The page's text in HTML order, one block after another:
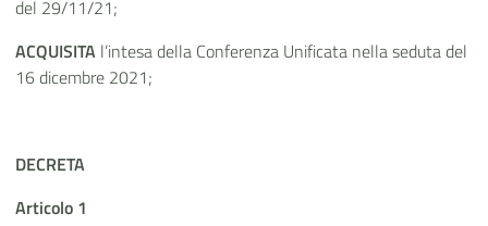
del 29/11/21;
ACQUISITA l’intesa della Conferenza Unificata nella seduta del
16 dicembre 2021;
DECRETA
Articolo 1